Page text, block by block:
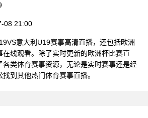
08 21:00
意大利U19赛事高清直播，还包括欧洲
线观看。除了实时更新的欧洲杯比赛直
各类体育赛事资源，无论是实时赛事还是经
到其他热门体育赛事直播。